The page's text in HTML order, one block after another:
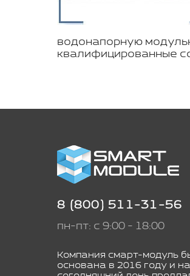
водонапорную
квалифицированные
8 (800) 511-31-56
пн-пт: с 9:00 - 18:00
Компания смарт-модуль
основана в 2016 году и на